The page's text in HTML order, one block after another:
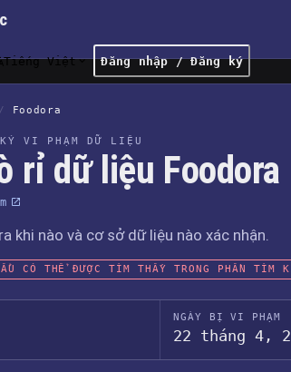
Tiếng Việt Đăng nhập / Đăng ký
/ Foodora
VI PHẠM DỮ LIỆU
rỉ dữ liệu Foodora
khi nào và cơ sở dữ liệu nào xác nhận.
CÓ THỂ ĐƯỢC TÌM THẤY TRONG PHẦN TÌM
NGÀY BỊ VI PHẠM
22 tháng 4,